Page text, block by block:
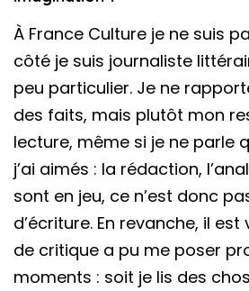
À France Culture je ne suis
côté je suis journaliste
peu particulier. Je ne
des faits, mais plutôt mon
lecture, même si je ne parle
j’ai aimés : la rédaction,
sont en jeu, ce n’est donc
d’écriture. En revanche, il
de critique a pu me poser
moments : soit je lis des